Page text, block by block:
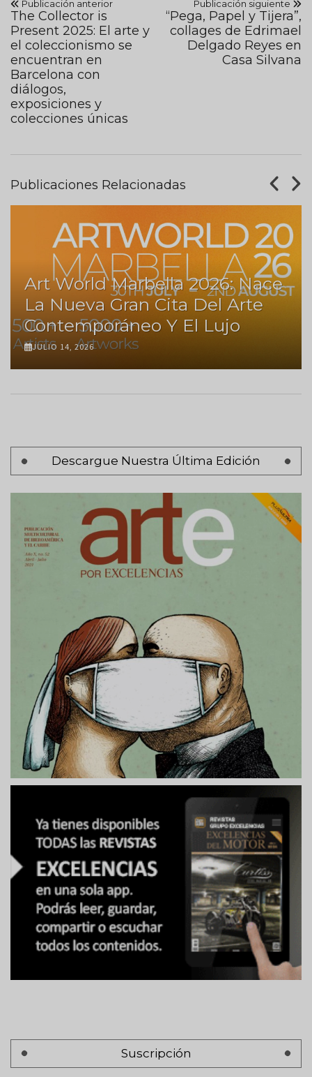
Publicación anterior
The Collector is
Present 2025: El arte y
el coleccionismo se
encuentran en
Barcelona con
diálogos,
exposiciones y
colecciones únicas
Publicación siguiente
“Pega, Papel y Tijera”,
collages de Edrimael
Delgado Reyes en
Casa Silvana
Publicaciones Relacionadas
Art World Marbella 2026: Nace
La Nueva Gran Cita Del Arte
Contemporáneo Y El Lujo
JULIO 14, 2026
Descargue Nuestra Última Edición
Paginación
Siguiente
página
Siguiente >
Suscripción